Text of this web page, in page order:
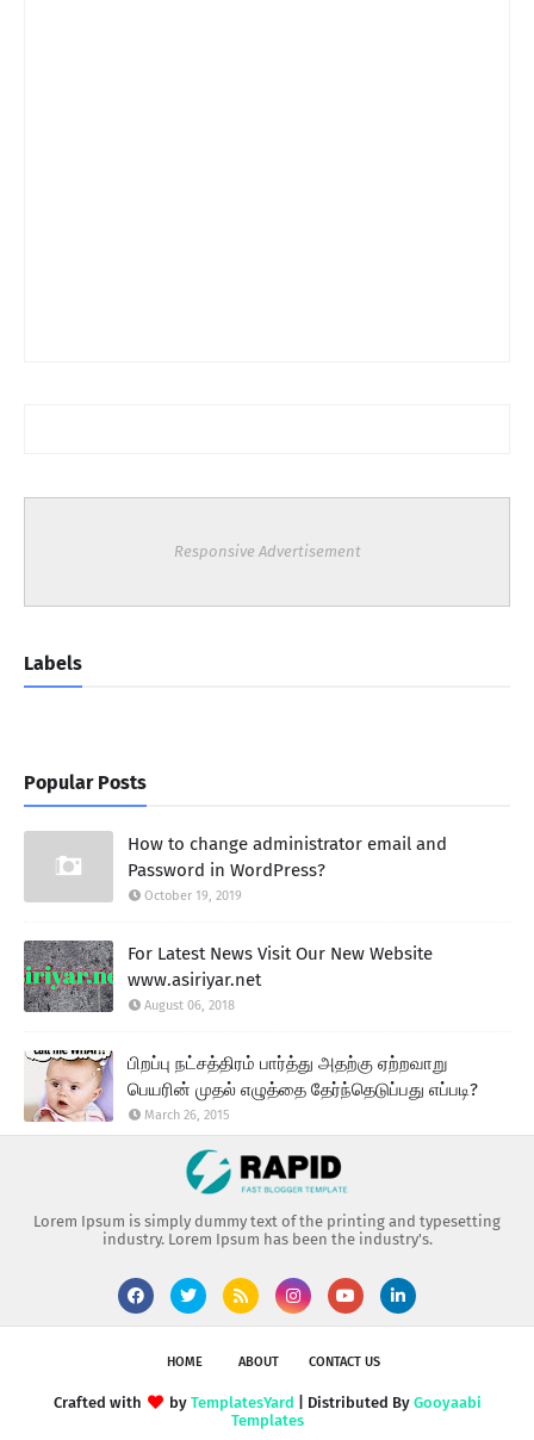
Responsive Advertisement
Labels
Popular Posts
How to change administrator email and
Password in WordPress?
October 19, 2019
For Latest News Visit Our New Website
www.asiriyar.net
August 06, 2018
பிறப்பு நட்சத்திரம் பார்த்து அதற்கு ஏற்றவாறு
பெயரின் முதல் எழுத்தை தேர்ந்தெடுப்பது எப்படி?
March 26, 2015
Lorem Ipsum is simply dummy text of the printing and typesetting
industry. Lorem Ipsum has been the industry's.
HOME ABOUT CONTACT US
Crafted with by TemplatesYard | Distributed By Gooyaabi
Templates